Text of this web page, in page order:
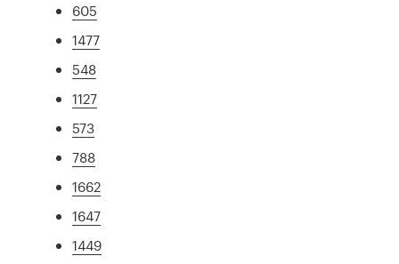
605
1477
548
1127
573
788
1662
1647
1449